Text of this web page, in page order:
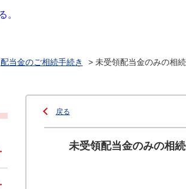
配当金のご相続手続き > 未受領配当金のみの相
戻る
未受領配当金のみの相